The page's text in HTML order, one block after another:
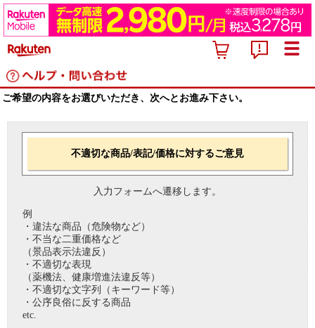
ご希望の内容をお選びいただき、次へとお進み下さい。
不適切な商品/表記/価格に対するご意見
入力フォームへ遷移します。
例
・違法な商品（危険物など）
・不当な二重価格など
（景品表示法違反）
・不適切な表現
（薬機法、健康増進法違反等）
・不適切な文字列（キーワード等）
・公序良俗に反する商品
etc.